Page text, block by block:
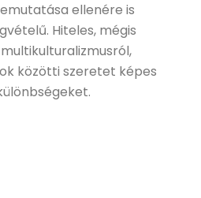
ellenére is
Hiteles, mégis
közötti szeretet képes